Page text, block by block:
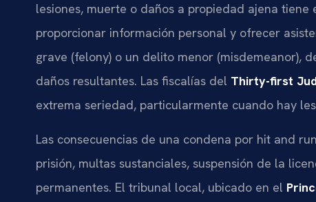
lesiones, muerte o daños a propiedad ajena
proporcionar información personal y ofrecer
grave (felony) o un delito menor (misdemeanor),
daños resultantes. Las fiscalías del Thirty-first
extrema seriedad, particularmente cuando hay
Las consecuencias de una condena por hit and
prisión, multas sustanciales, suspensión de la
permanentes. El tribunal local, ubicado en el